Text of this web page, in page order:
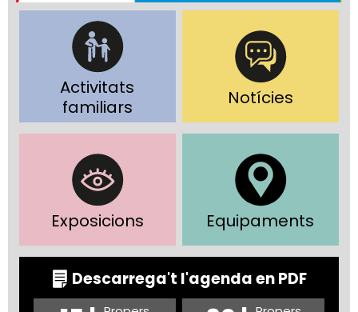
Activitats
familiars
Notícies
Exposicions Equipaments
Descarrega't l'agenda en PDF